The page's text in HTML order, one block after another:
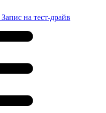
Запис на тест-драйв